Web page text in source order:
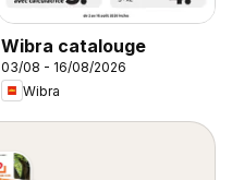
Wibra catalouge
03/08 - 16/08/2026
Wibra